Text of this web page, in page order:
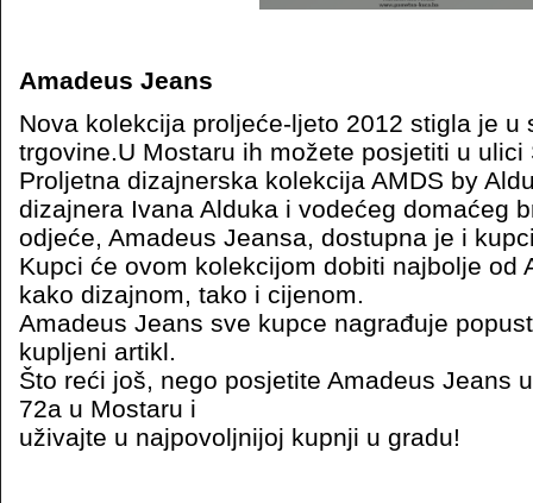
Amadeus Jeans
Nova kolekcija proljeće-ljeto 2012 stigla je u
trgovine.U Mostaru ih možete posjetiti u
Proljetna dizajnerska kolekcija AMDS by
dizajnera Ivana Alduka i vodećeg domaćeg
odjeće, Amadeus Jeansa, dostupna je i
Kupci će ovom kolekcijom dobiti najbolje od
kako dizajnom, tako i cijenom.
Amadeus Jeans sve kupce nagrađuje
kupljeni artikl.
Što reći još, nego posjetite Amadeus Jeans
72a u Mostaru i
uživajte u najpovoljnijoj kupnji u gradu!